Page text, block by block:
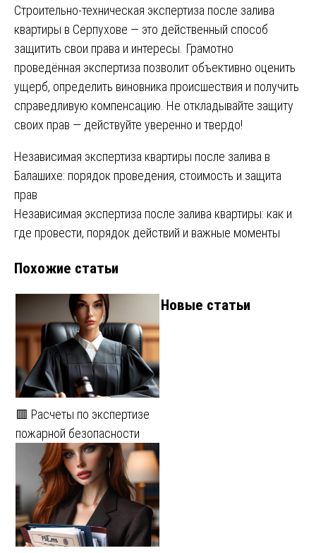
Строительно-техническая экспертиза после залива
квартиры в Серпухове — это действенный способ
защитить свои права и интересы. Грамотно
проведённая экспертиза позволит объективно оценить
ущерб, определить виновника происшествия и получить
справедливую компенсацию. Не откладывайте защиту
своих прав — действуйте уверенно и твердо!
Навигация
по
записям
Независимая экспертиза квартиры после залива в
Балашихе: порядок проведения, стоимость и защита
прав
Независимая экспертиза после залива квартиры: как и
где провести, порядок действий и важные моменты
Похожие статьи
🟥 Расчеты по экспертизе
пожарной безопасности
Новые статьи